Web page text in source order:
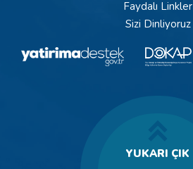
Faydalı Linkler
Sizi Dinliyoruz
YUKARI ÇIK